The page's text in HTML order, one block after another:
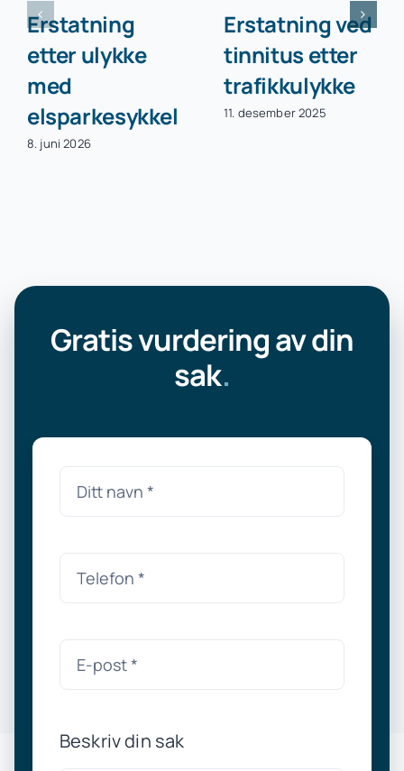
Erstatning
etter ulykke
med
elsparkesykkel
8. juni 2026
Erstatning ved
tinnitus etter
trafikkulykke
11. desember 2025
Gratis vurdering av din
sak.
Beskriv din sak